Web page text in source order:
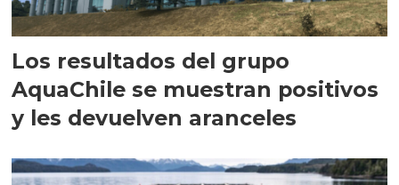
Los resultados del grupo
AquaChile se muestran positivos
y les devuelven aranceles